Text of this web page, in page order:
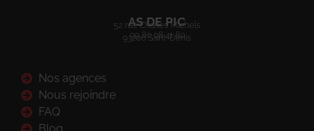
AS DE PIC
52 rue Charles Michels
93200 Saint-Denis
09 80 08 41 80
Nos agences
Nous rejoindre
FAQ